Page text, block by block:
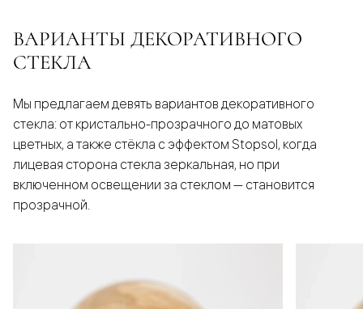
ВАРИАНТЫ ДЕКОРАТИВНОГО
СТЕКЛА
Мы предлагаем девять вариантов декоративного
стекла: от кристально-прозрачного до матовых
цветных, а также стёкла с эффектом Stopsol, когда
лицевая сторона стекла зеркальная, но при
включенном освещении за стеклом — становится
прозрачной.